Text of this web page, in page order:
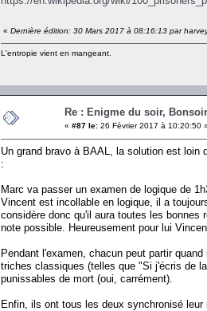
« Dernière édition: 30 Mars 2017 à 08:16:13 par
L'entropie vient en mangeant.
Re : Enigme du soir,
« #87 le: 26 Février 2017 à 10:20:50
Un grand bravo à BAAL, la solution est loin
:
Marc va passer un examen de logique de
Vincent est incollable en logique, il a
considère donc qu'il aura toutes les
note possible. Heureusement pour lui
Pendant l'examen, chacun peut partir
triches classiques (telles que "Si j'écris de
punissables de mort (oui, carrément).
Enfin, ils ont tous les deux synchronisé